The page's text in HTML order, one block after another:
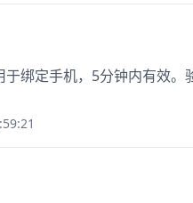
于绑定手机，5分钟内有效